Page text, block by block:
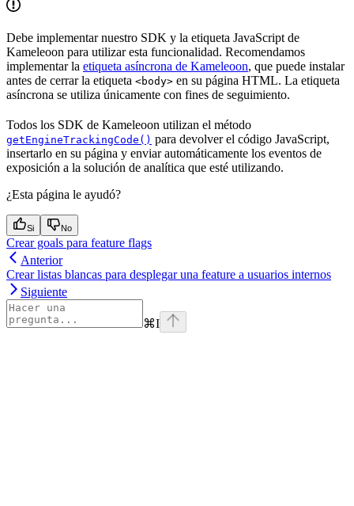
Debe implementar nuestro SDK y la etiqueta JavaScript de
Kameleoon para utilizar esta funcionalidad. Recomendamos
implementar la etiqueta asíncrona de Kameleoon, que puede instalar
antes de cerrar la etiqueta <body> en su página HTML. La etiqueta
asíncrona se utiliza únicamente con fines de seguimiento.
Todos los SDK de Kameleoon utilizan el método
getEngineTrackingCode() para devolver el código JavaScript,
insertarlo en su página y enviar automáticamente los eventos de
exposición a la solución de analítica que esté utilizando.
¿Esta página le ayudó?
Si No
Crear goals para feature flags
Anterior
Crear listas blancas para desplegar una feature a usuarios internos
Siguiente
⌘I